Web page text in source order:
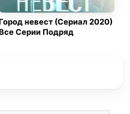
невест (Сериал 2020)
Серии Подряд